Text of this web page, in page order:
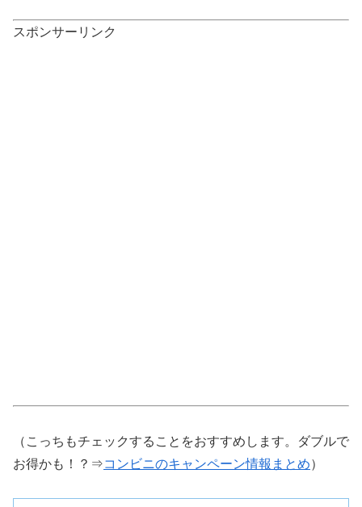
スポンサーリンク
（こっちもチェックすることをおすすめします。ダブルで
お得かも！？⇒コンビニのキャンペーン情報まとめ）